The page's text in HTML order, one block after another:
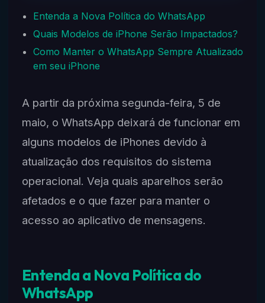
Entenda a Nova Política do WhatsApp
Quais Modelos de iPhone Serão Impactados?
Como Manter o WhatsApp Sempre Atualizado
em seu iPhone
A partir da próxima segunda-feira, 5 de
maio, o WhatsApp deixará de funcionar em
alguns modelos de iPhones devido à
atualização dos requisitos do sistema
operacional. Veja quais aparelhos serão
afetados e o que fazer para manter o
acesso ao aplicativo de mensagens.
Entenda a Nova Política do
WhatsApp